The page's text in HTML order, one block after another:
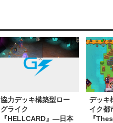
協力デッキ構築型ロー
グライク
『HELLCARD』―日本
デッキ
イク都
『